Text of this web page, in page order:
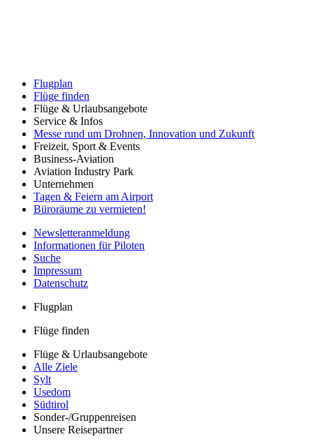
Flugplan
Flüge finden
Flüge & Urlaubsangebote
Service & Infos
Messe rund um Drohnen, Innovation und Zukunft
Freizeit, Sport & Events
Business-Aviation
Aviation Industry Park
Unternehmen
Tagen & Feiern am Airport
Büroräume zu vermieten!
Newsletteranmeldung
Informationen für Piloten
Suche
Impressum
Datenschutz
Flugplan
Flüge finden
Flüge & Urlaubsangebote
Alle Ziele
Sylt
Usedom
Südtirol
Sonder-/Gruppenreisen
Unsere Reisepartner